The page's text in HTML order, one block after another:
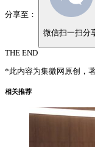
分享至：
微信扫一扫分
THE END
*此内容为集微网原创，
相关推荐